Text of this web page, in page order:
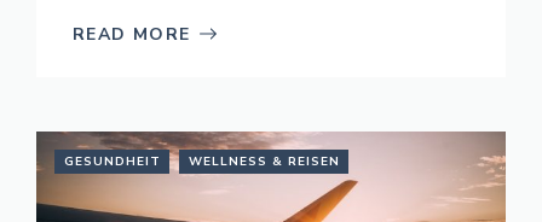
READ MORE
GESUNDHEIT WELLNESS & REISEN